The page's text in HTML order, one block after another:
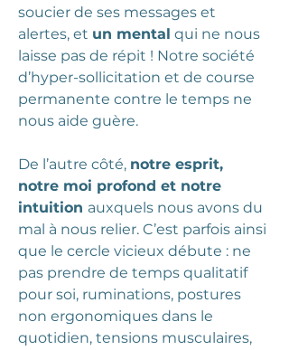
soucier de ses messages et
alertes, et un mental qui ne nous
laisse pas de répit ! Notre société
d’hyper-sollicitation et de course
permanente contre le temps ne
nous aide guère.
De l’autre côté, notre esprit,
notre moi profond et notre
intuition auxquels nous avons du
mal à nous relier. C’est parfois ainsi
que le cercle vicieux débute : ne
pas prendre de temps qualitatif
pour soi, ruminations, postures
non ergonomiques dans le
quotidien, tensions musculaires,